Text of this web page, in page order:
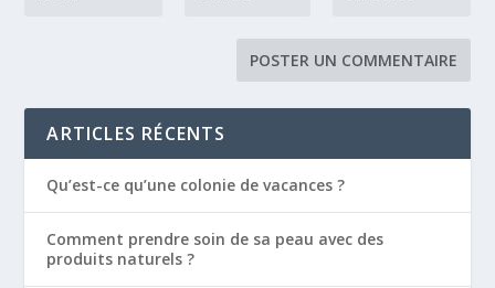
ARTICLES RÉCENTS
Qu’est-ce qu’une colonie de vacances ?
Comment prendre soin de sa peau avec des
produits naturels ?